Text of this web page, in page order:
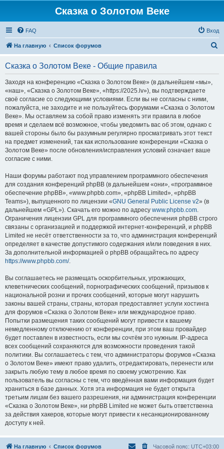
Сказка о Золотом Веке
FAQ Вход
На главную Список форумов
Сказка о Золотом Веке - Общие правила
Заходя на конференцию «Сказка о Золотом Веке» (в дальнейшем «мы»,
«наш», «Сказка о Золотом Веке», «https://2025.lv»), вы подтверждаете
своё согласие со следующими условиями. Если вы не согласны с ними,
пожалуйста, не заходите и не пользуйтесь форумами «Сказка о Золотом
Веке». Мы оставляем за собой право изменять эти правила в любое
время и сделаем всё возможное, чтобы уведомить вас об этом, однако с
вашей стороны было бы разумным регулярно просматривать этот текст
на предмет изменений, так как использование конференции «Сказка о
Золотом Веке» после обновления/исправления условий означает ваше
согласие с ними.
Наши форумы работают под управлением программного обеспечения
для создания конференций phpBB (в дальнейшем «они», «программное
обеспечение phpBB», «www.phpbb.com», «phpBB Limited», «phpBB
Teams»), выпущенного по лицензии «GNU General Public License v2» (в
дальнейшем «GPL»). Скачать его можно по адресу www.phpbb.com.
Ограничения лицензии GPL для программного обеспечения phpBB строго
связаны с организацией и поддержкой интернет-конференций, и phpBB
Limited не несёт ответственности за то, что администрация конференций
определяет в качестве допустимого содержания и/или поведения в них.
За дополнительной информацией о phpBB обращайтесь по адресу
https://www.phpbb.com/.
Вы соглашаетесь не размещать оскорбительных, угрожающих,
клеветнических сообщений, порнографических сообщений, призывов к
национальной розни и прочих сообщений, которые могут нарушить
законы вашей страны, страны, которая предоставляет услуги хостинга
для форумов «Сказка о Золотом Веке» или международное право.
Попытки размещения таких сообщений могут привести к вашему
немедленному отключению от конференции, при этом ваш провайдер
будет поставлен в известность, если мы сочтём это нужным. IP-адреса
всех сообщений сохраняются для возможности проведения такой
политики. Вы соглашаетесь с тем, что администраторы форумов «Сказка
о Золотом Веке» имеют право удалить, отредактировать, перенести или
закрыть любую тему в любое время по своему усмотрению. Как
пользователь вы согласны с тем, что введённая вами информация будет
храниться в базе данных. Хотя эта информация не будет открыта
третьим лицам без вашего разрешения, ни администрация конференции
«Сказка о Золотом Веке», ни phpBB Limited не может быть ответственна
за действия хакеров, которые могут привести к несанкционированному
доступу к ней.
На главную Список форумов Часовой пояс: UTC+03:00